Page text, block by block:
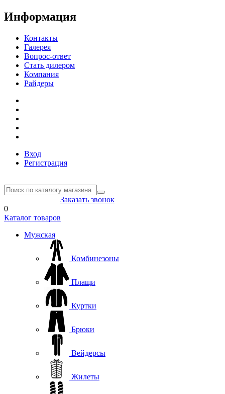
Информация
Контакты
Галерея
Вопрос-ответ
Стать дилером
Компания
Райдеры
Вход
Регистрация
Заказать звонок
0
Каталог товаров
Мужская
Комбинезоны
Плащи
Куртки
Брюки
Вейдерсы
Жилеты